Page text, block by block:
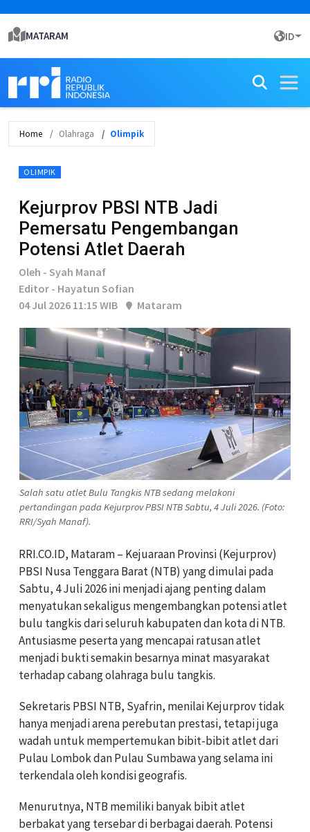
MATARAM ID
Home Olahraga Olimpik
OLIMPIK
Kejurprov PBSI NTB Jadi
Pemersatu Pengembangan
Potensi Atlet Daerah
Oleh - Syah Manaf
Editor - Hayatun Sofian
04 Jul 2026 11:15 WIB
Mataram
Salah satu atlet Bulu Tangkis NTB sedang melakoni
pertandingan pada Kejurprov PBSI NTB Sabtu, 4 Juli 2026. (Foto:
RRI/Syah Manaf).
RRI.CO.ID, Mataram – Kejuaraan Provinsi (Kejurprov)
PBSI Nusa Tenggara Barat (NTB) yang dimulai pada
Sabtu, 4 Juli 2026 ini menjadi ajang penting dalam
menyatukan sekaligus mengembangkan potensi atlet
bulu tangkis dari seluruh kabupaten dan kota di NTB.
Antusiasme peserta yang mencapai ratusan atlet
menjadi bukti semakin besarnya minat masyarakat
terhadap cabang olahraga bulu tangkis.
Sekretaris PBSI NTB, Syafrin, menilai Kejurprov tidak
hanya menjadi arena perebutan prestasi, tetapi juga
wadah untuk mempertemukan bibit-bibit atlet dari
Pulau Lombok dan Pulau Sumbawa yang selama ini
terkendala oleh kondisi geografis.
Menurutnya, NTB memiliki banyak bibit atlet
berbakat yang tersebar di berbagai daerah. Potensi